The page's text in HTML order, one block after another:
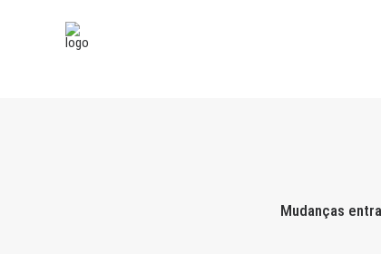
Mudanças